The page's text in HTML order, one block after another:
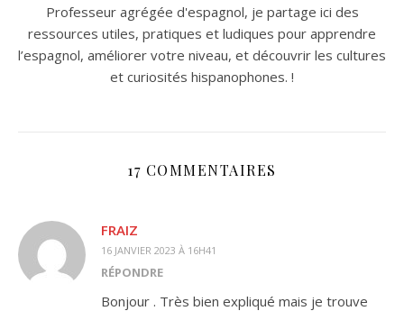
Professeur agrégée d'espagnol, je partage ici des
ressources utiles, pratiques et ludiques pour apprendre
l’espagnol, améliorer votre niveau, et découvrir les cultures
et curiosités hispanophones. !
17 COMMENTAIRES
FRAIZ
16 JANVIER 2023 À 16H41
RÉPONDRE
Bonjour . Très bien expliqué mais je trouve